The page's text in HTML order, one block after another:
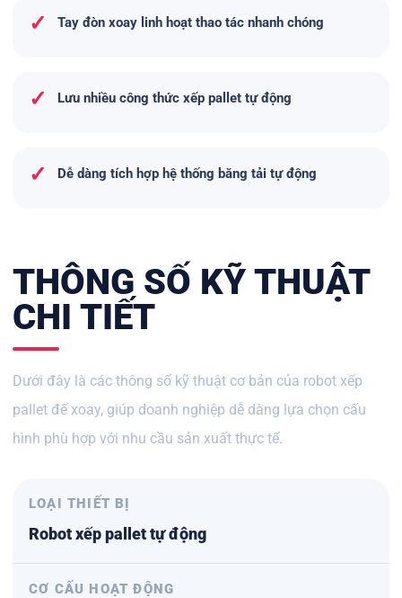
✓ Tay đòn xoay linh hoạt thao tác nhanh chóng
✓ Lưu nhiều công thức xếp pallet tự động
✓ Dễ dàng tích hợp hệ thống băng tải tự động
THÔNG SỐ KỸ THUẬT
CHI TIẾT
Dưới đây là các thông số kỹ thuật cơ bản của robot xếp
pallet đế xoay, giúp doanh nghiệp dễ dàng lựa chọn cấu
hình phù hợp với nhu cầu sản xuất thực tế.
LOẠI THIẾT BỊ
Robot xếp pallet tự động
CƠ CẤU HOẠT ĐỘNG